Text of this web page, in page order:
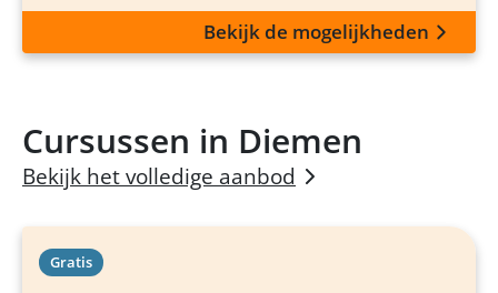
Bekijk de mogelijkheden
Cursussen in Diemen
Bekijk het volledige aanbod
Gratis